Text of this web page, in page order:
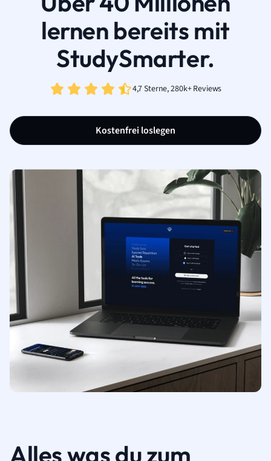
lernen bereits mit
StudySmarter.
4,7 Sterne, 280k+ Reviews
Kostenfrei loslegen
Alles was du zum